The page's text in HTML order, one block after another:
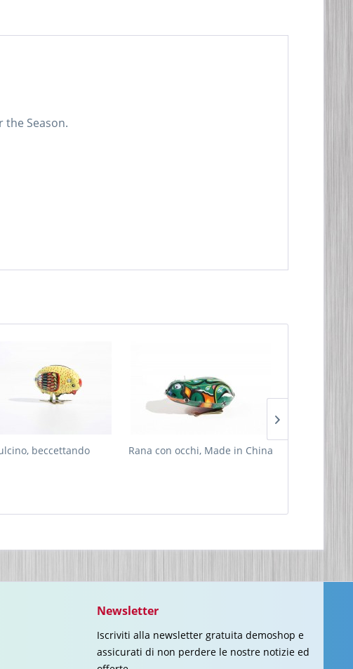
Season.
beccettando Rana con occhi, Made in China
Newsletter
Iscriviti alla newsletter gratuita demoshop e
assicurati di non perdere le nostre notizie ed